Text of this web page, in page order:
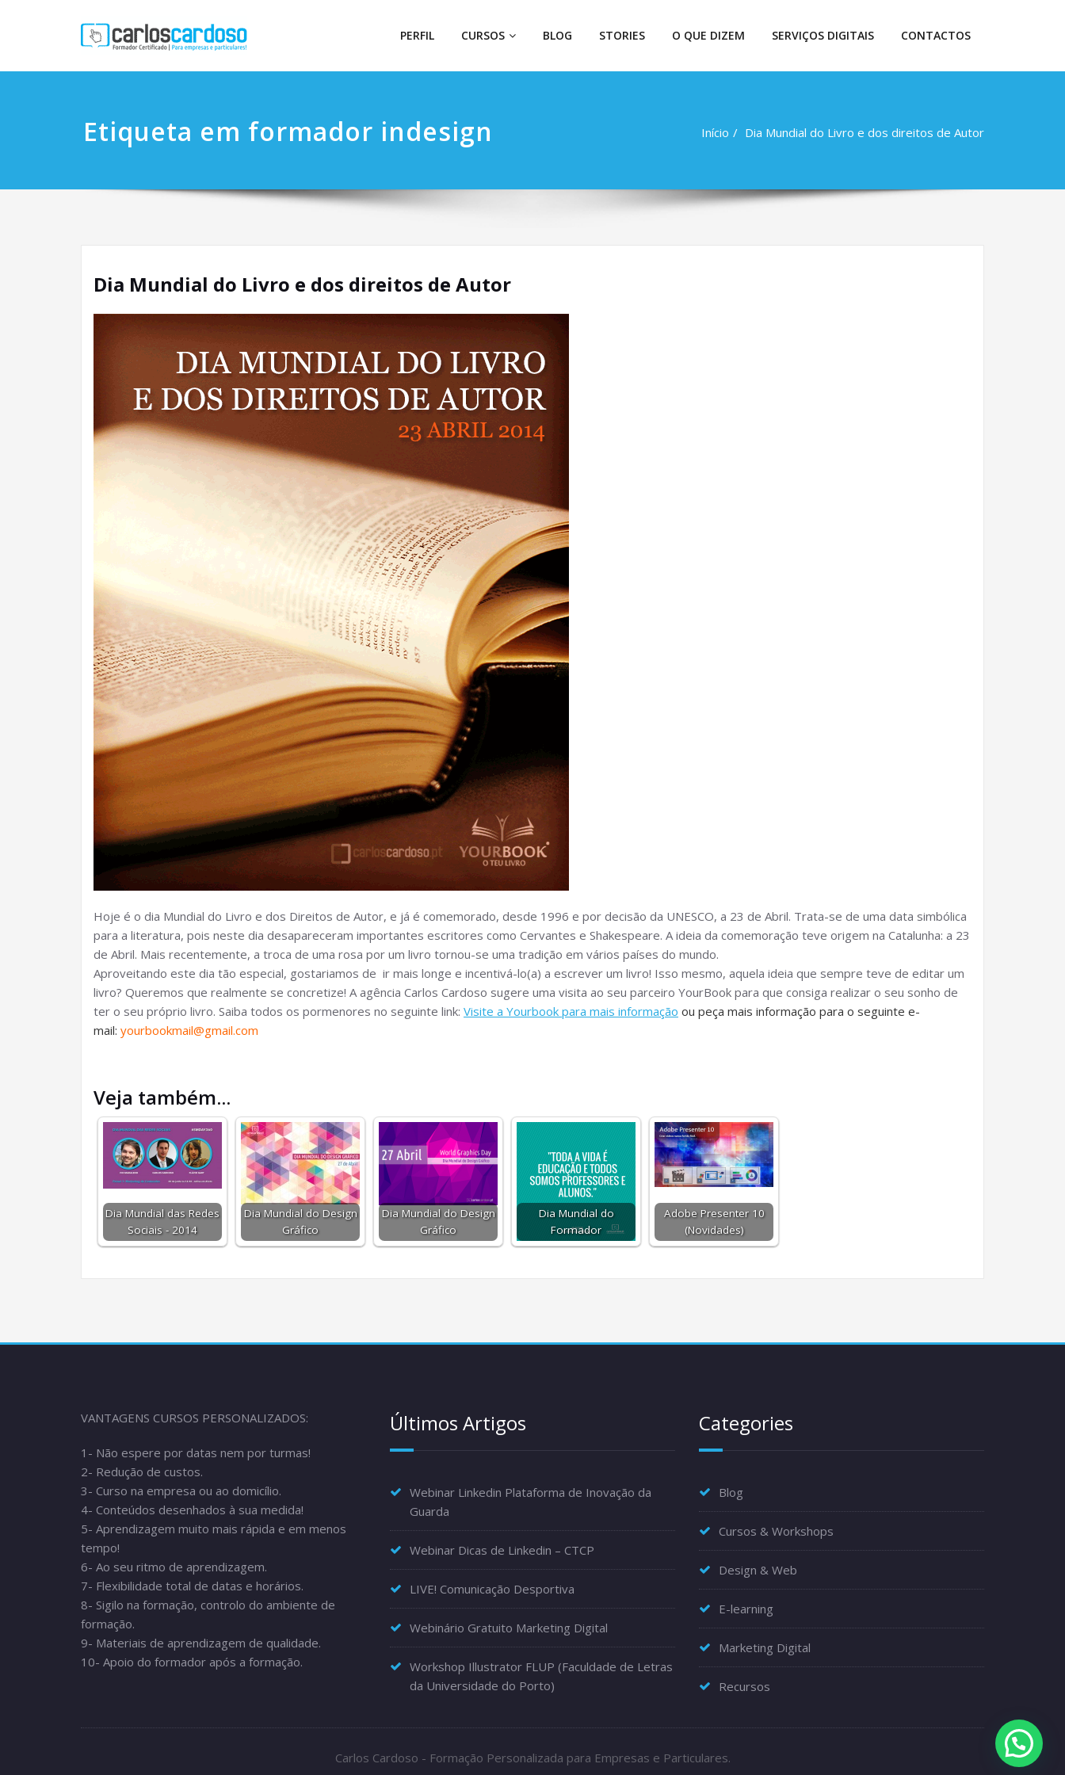
PERFIL CURSOS BLOG STORIES O QUE DIZEM SERVIÇOS DIGITAIS CONTACTOS
Etiqueta em formador indesign Início Dia Mundial do Livro e dos direitos de Autor
Dia Mundial do Livro e dos direitos de Autor
Hoje é o dia Mundial do Livro e dos Direitos de Autor, e já é comemorado, desde 1996 e por decisão da UNESCO, a 23 de Abril. Trata-se de uma data simbólica
para a literatura, pois neste dia desapareceram importantes escritores como Cervantes e Shakespeare. A ideia da comemoração teve origem na Catalunha: a 23
de Abril. Mais recentemente, a troca de uma rosa por um livro tornou-se uma tradição em vários países do mundo.
Aproveitando este dia tão especial, gostariamos de ir mais longe e incentivá-lo(a) a escrever um livro! Isso mesmo, aquela ideia que sempre teve de editar um
livro? Queremos que realmente se concretize! A agência Carlos Cardoso sugere uma visita ao seu parceiro YourBook para que consiga realizar o seu sonho de
ter o seu próprio livro. Saiba todos os pormenores no seguinte link: Visite a Yourbook para mais informação ou peça mais informação para o seguinte e-
mail: yourbookmail@gmail.com
Veja também...
Dia Mundial das Redes
Sociais - 2014
Dia Mundial do Design
Gráfico
Dia Mundial do Design
Gráfico
Dia Mundial do
Formador
Adobe Presenter 10
(Novidades)
VANTAGENS CURSOS PERSONALIZADOS:
1- Não espere por datas nem por turmas!
2- Redução de custos.
3- Curso na empresa ou ao domicílio.
4- Conteúdos desenhados à sua medida!
5- Aprendizagem muito mais rápida e em menos
tempo!
6- Ao seu ritmo de aprendizagem.
7- Flexibilidade total de datas e horários.
8- Sigilo na formação, controlo do ambiente de
formação.
9- Materiais de aprendizagem de qualidade.
10- Apoio do formador após a formação.
Últimos Artigos
Webinar Linkedin Plataforma de Inovação da
Guarda
Webinar Dicas de Linkedin – CTCP
LIVE! Comunicação Desportiva
Webinário Gratuito Marketing Digital
Workshop Illustrator FLUP (Faculdade de Letras
da Universidade do Porto)
Categories
Blog
Cursos & Workshops
Design & Web
E-learning
Marketing Digital
Recursos
Carlos Cardoso - Formação Personalizada para Empresas e Particulares.